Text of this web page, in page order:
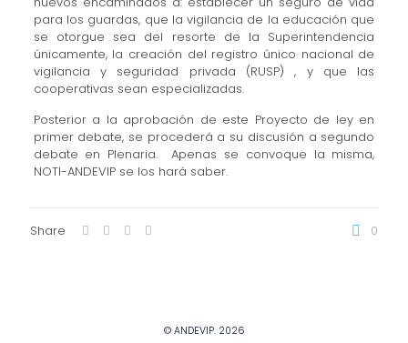
para los guardas, que la vigilancia de la educación que
se otorgue sea del resorte de la Superintendencia
únicamente, la creación del registro único nacional de
vigilancia y seguridad privada (RUSP) , y que las
cooperativas sean especializadas.
Posterior a la aprobación de este Proyecto de ley en
primer debate, se procederá a su discusión a segundo
debate en Plenaria. Apenas se convoque la misma,
NOTI-ANDEVIP se los hará saber.
Share 0
© ANDEVIP. 2026